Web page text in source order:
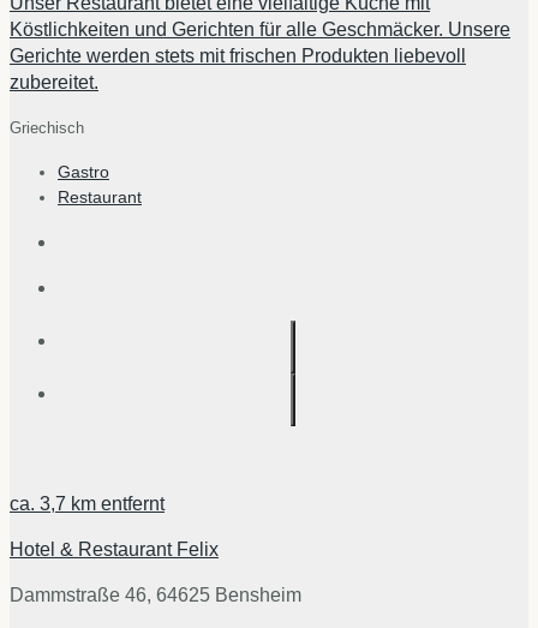
Köstlichkeiten und Gerichten für alle Geschmäcker. Unsere
Gerichte werden stets mit frischen Produkten liebevoll
zubereitet.
Griechisch
Gastro
Restaurant
ca. 3,7 km entfernt
Hotel & Restaurant Felix
Dammstraße 46, 64625 Bensheim